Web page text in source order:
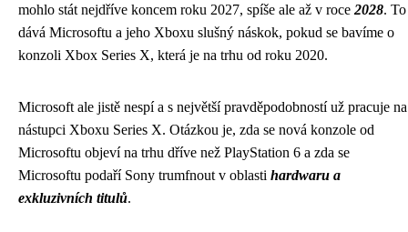
mohlo stát nejdříve koncem roku 2027, spíše ale až v roce 2028. To
dává Microsoftu a jeho Xboxu slušný náskok, pokud se bavíme o
konzoli Xbox Series X, která je na trhu od roku 2020.
Microsoft ale jistě nespí a s největší pravděpodobností už pracuje na
nástupci Xboxu Series X. Otázkou je, zda se nová konzole od
Microsoftu objeví na trhu dříve než PlayStation 6 a zda se
Microsoftu podaří Sony trumfnout v oblasti hardwaru a
exkluzivních titulů.